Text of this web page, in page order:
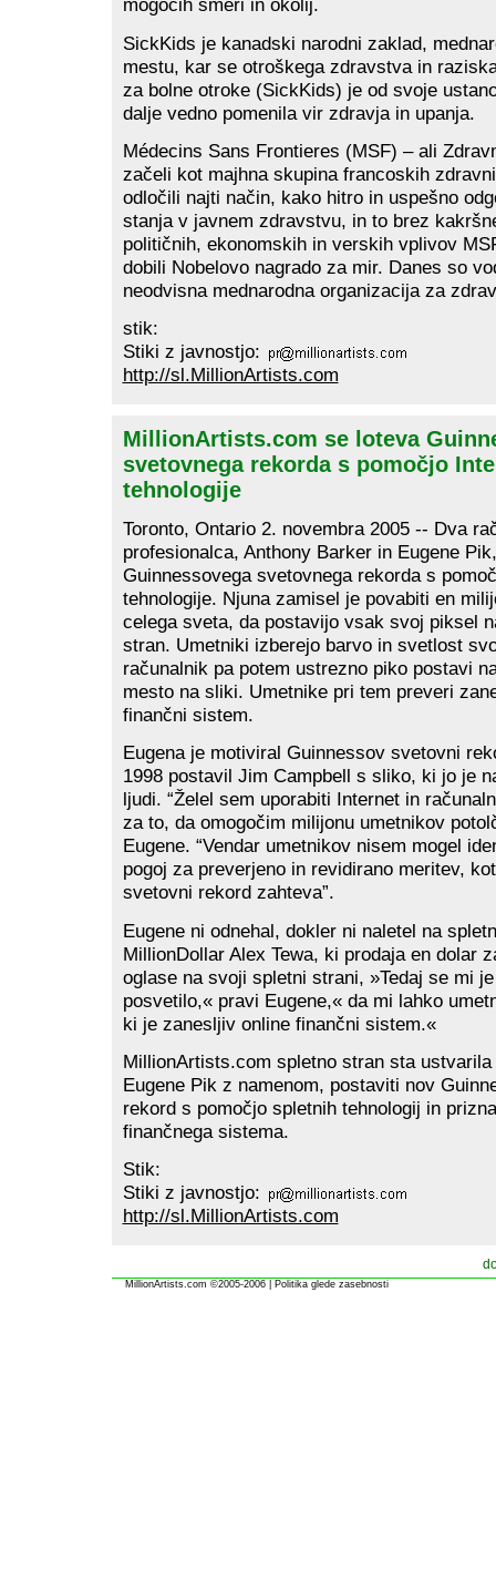
mogočih smeri in okolij.
SickKids je kanadski narodni zaklad,
mestu, kar se otroškega zdravstva in
za bolne otroke (SickKids) je od svoje
dalje vedno pomenila vir zdravja in upanja.
Médecins Sans Frontieres (MSF) – ali
začeli kot majhna skupina francoskih
odločili najti način, kako hitro in uspešno
stanja v javnem zdravstvu, in to brez
političnih, ekonomskih in verskih vplivov
dobili Nobelovo nagrado za mir. Danes so
neodvisna mednarodna organizacija za
stik:
Stiki z javnostjo:
http://sl.MillionArtists.com
MillionArtists.com se loteva
svetovnega rekorda s pomočjo
tehnologije
Toronto, Ontario 2. novembra 2005 -- Dva
profesionalca, Anthony Barker in Eugene
Guinnessovega svetovnega rekorda s
tehnologije. Njuna zamisel je povabiti en
celega sveta, da postavijo vsak svoj piksel
stran. Umetniki izberejo barvo in svetlost
računalnik pa potem ustrezno piko postavi
mesto na sliki. Umetnike pri tem preveri
finančni sistem.
Eugena je motiviral Guinnessov svetovni
1998 postavil Jim Campbell s sliko, ki jo je
ljudi. “Želel sem uporabiti Internet in
za to, da omogočim milijonu umetnikov
Eugene. “Vendar umetnikov nisem mogel
pogoj za preverjeno in revidirano meritev,
svetovni rekord zahteva”.
Eugene ni odnehal, dokler ni naletel na
MillionDollar Alex Tewa, ki prodaja en dolar
oglase na svoji spletni strani, »Tedaj se mi
posvetilo,« pravi Eugene,« da mi lahko
ki je zanesljiv online finančni sistem.«
MillionArtists.com spletno stran sta ustvarila
Eugene Pik z namenom, postaviti nov
rekord s pomočjo spletnih tehnologij in
finančnega sistema.
Stik:
Stiki z javnostjo:
http://sl.MillionArtists.com
MillionArtists.com ©2005-2006 Politika glede zasebnosti